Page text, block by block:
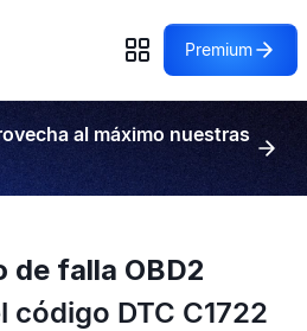
Premium
al máximo nuestras
de falla OBD2
DTC C1722